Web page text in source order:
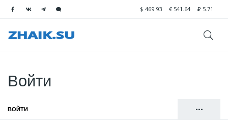
$ 469.93 € 541.64 ₽ 5.71
Войти
•••
ВОЙТИ